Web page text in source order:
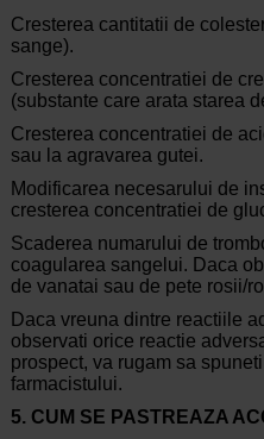
Cresterea cantitatii de
sange).
Cresterea concentratiei de
(substante care arata starea
Cresterea concentratiei de
sau la agravarea gutei.
Modificarea necesarului de
cresterea concentratiei de
Scaderea numarului de
coagularea sangelui. Daca
de vanatai sau de pete rosii/
Daca vreuna dintre reactiile
observati orice reactie
prospect, va rugam sa
farmacistului.
5. CUM SE PASTREAZA